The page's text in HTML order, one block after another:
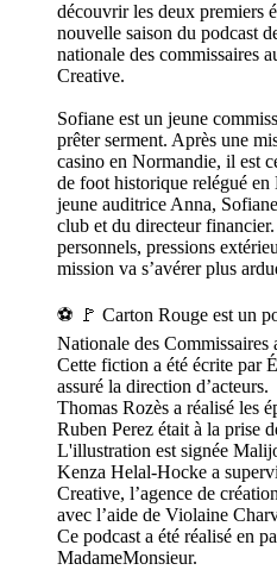
découvrir les deux premiers
nouvelle saison du podcast
nationale des commissaires
Creative.
Sofiane est un jeune
prêter serment. Après une
casino en Normandie, il est
de foot historique relégué
jeune auditrice Anna,
club et du directeur
personnels, pressions
mission va s’avérer plus
⚽️ 🚩 Carton Rouge est un
Nationale des Commissaires
Cette fiction a été écrite par
assuré la direction d’acteurs.
Thomas Rozès a réalisé les
Ruben Perez était à la prise
L'illustration est signée
Kenza Helal-Hocke a
Creative, l’agence de
avec l’aide de Violaine
Ce podcast a été réalisé en
MadameMonsieur.